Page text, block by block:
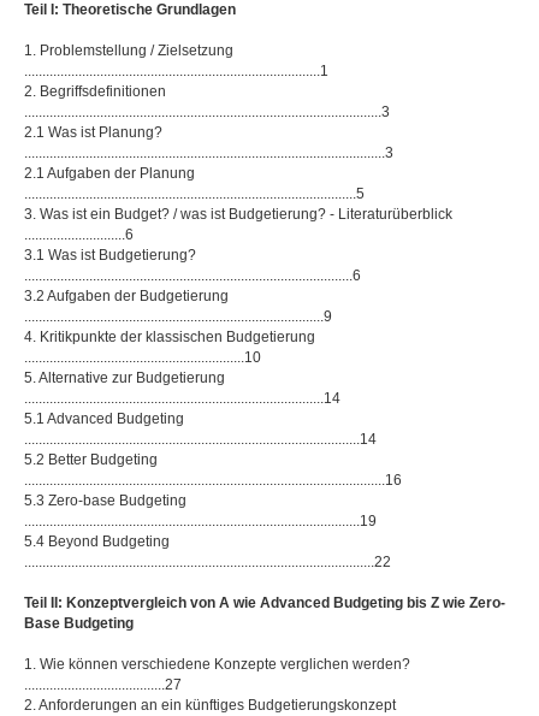
Teil I: Theoretische Grundlagen
1. Problemstellung / Zielsetzung
..................................................................................1
2. Begriffsdefinitionen
...................................................................................................3
2.1 Was ist Planung?
....................................................................................................3
2.1 Aufgaben der Planung
............................................................................................5
3. Was ist ein Budget? / was ist Budgetierung? - Literaturüberblick
............................6
3.1 Was ist Budgetierung?
...........................................................................................6
3.2 Aufgaben der Budgetierung
...................................................................................9
4. Kritikpunkte der klassischen Budgetierung
.............................................................10
5. Alternative zur Budgetierung
...................................................................................14
5.1 Advanced Budgeting
.............................................................................................14
5.2 Better Budgeting
....................................................................................................16
5.3 Zero-base Budgeting
.............................................................................................19
5.4 Beyond Budgeting
.................................................................................................22
Teil II: Konzeptvergleich von A wie Advanced Budgeting bis Z wie Zero-
Base Budgeting
1. Wie können verschiedene Konzepte verglichen werden?
.......................................27
2. Anforderungen an ein künftiges Budgetierungskonzept